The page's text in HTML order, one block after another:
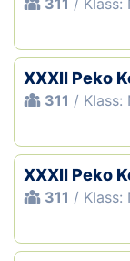
311 / Klass:
XXXII Peko
311 / Klass:
XXXII Peko
311 / Klass: